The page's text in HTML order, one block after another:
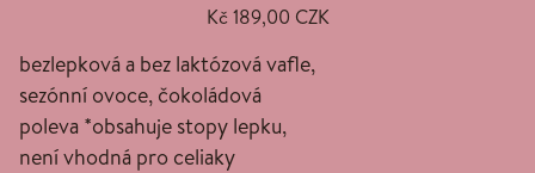
Kč 189,00 CZK
bezlepková a bez laktózová vafle,
sezónní ovoce, čokoládová
poleva *obsahuje stopy lepku,
není vhodná pro celiaky